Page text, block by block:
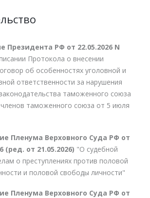
Президента РФ от 22.05.2026 N
Протокола о внесении
об особенностях уголовной и
ответственности за нарушения
таможенного союза
членов таможенного союза от 5 июля
Пленума Верховного Суда РФ от
(ред. от 21.05.2026) "О судебной
о преступлениях против половой
и половой свободы личности"
Пленума Верховного Суда РФ от